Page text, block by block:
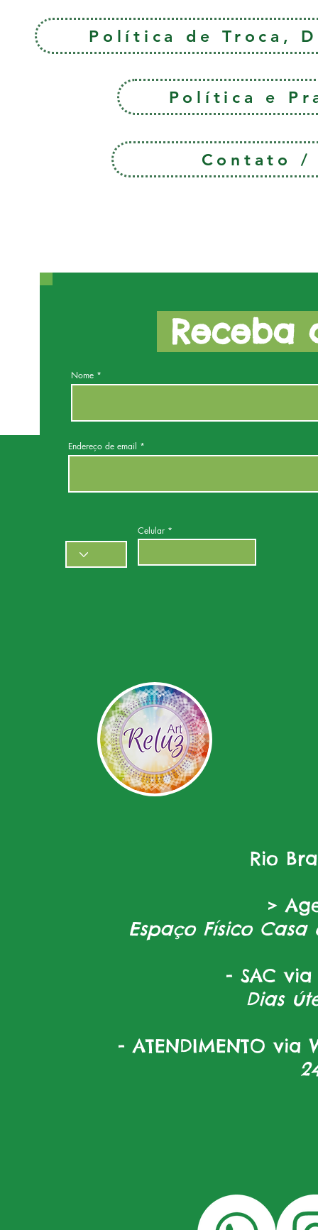
Política de Troca,
Política e
Contato /
Rio
>
Espaço Físico Casa
- SAC via
Dias
- ATENDIMENTO via
Receba
Nome
Endereço de email
Celular